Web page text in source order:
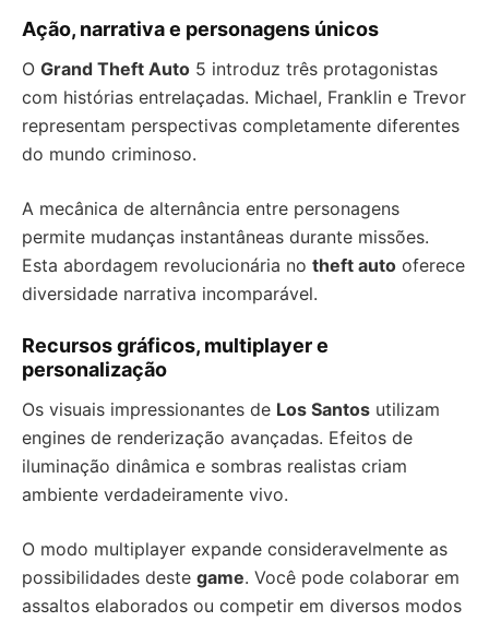
Ação, narrativa e personagens únicos
O Grand Theft Auto 5 introduz três protagonistas
com histórias entrelaçadas. Michael, Franklin e Trevor
representam perspectivas completamente diferentes
do mundo criminoso.
A mecânica de alternância entre personagens
permite mudanças instantâneas durante missões.
Esta abordagem revolucionária no theft auto oferece
diversidade narrativa incomparável.
Recursos gráficos, multiplayer e
personalização
Os visuais impressionantes de Los Santos utilizam
engines de renderização avançadas. Efeitos de
iluminação dinâmica e sombras realistas criam
ambiente verdadeiramente vivo.
O modo multiplayer expande consideravelmente as
possibilidades deste game. Você pode colaborar em
assaltos elaborados ou competir em diversos modos